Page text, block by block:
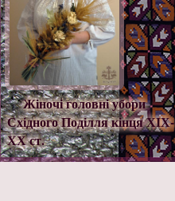
Жіночі головні убори
Східного Поділля кінця ХІХ-
ХХ ст.